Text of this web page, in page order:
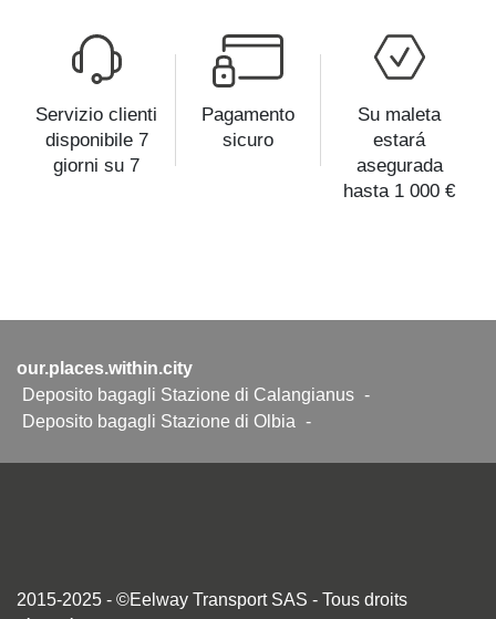
Servizio clienti
disponibile 7
giorni su 7
Pagamento
sicuro
Su maleta
estará
asegurada
hasta 1 000 €
our.places.within.city
Deposito bagagli Stazione di Calangianus -
Deposito bagagli Stazione di Olbia
-
2015-2025 - ©Eelway Transport SAS - Tous droits